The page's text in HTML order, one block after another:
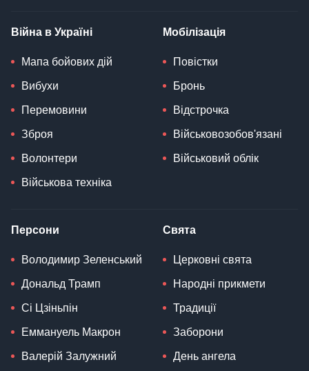
Війна в Україні
Мапа бойових дій
Вибухи
Перемовини
Зброя
Волонтери
Військова техніка
Мобілізація
Повістки
Бронь
Відстрочка
Військовозобов'язані
Військовий облік
Персони
Володимир Зеленський
Дональд Трамп
Сі Цзіньпін
Еммануель Макрон
Валерій Залужний
Свята
Церковні свята
Народні прикмети
Традиції
Заборони
День ангела